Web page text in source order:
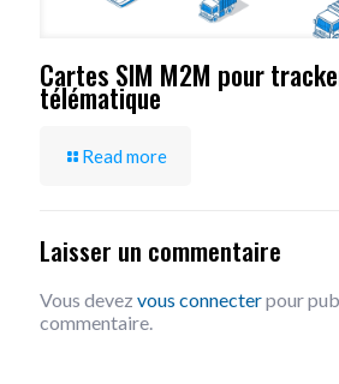
Cartes SIM M2M pour
télématique
Read more
Laisser un commentaire
Vous devez vous connecterpour
commentaire.